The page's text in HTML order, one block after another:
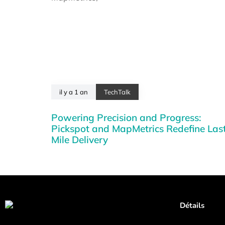
il y a 1 an TechTalk
Powering Precision and Progress:
Pickspot and MapMetrics Redefine
Mile Delivery
Détails